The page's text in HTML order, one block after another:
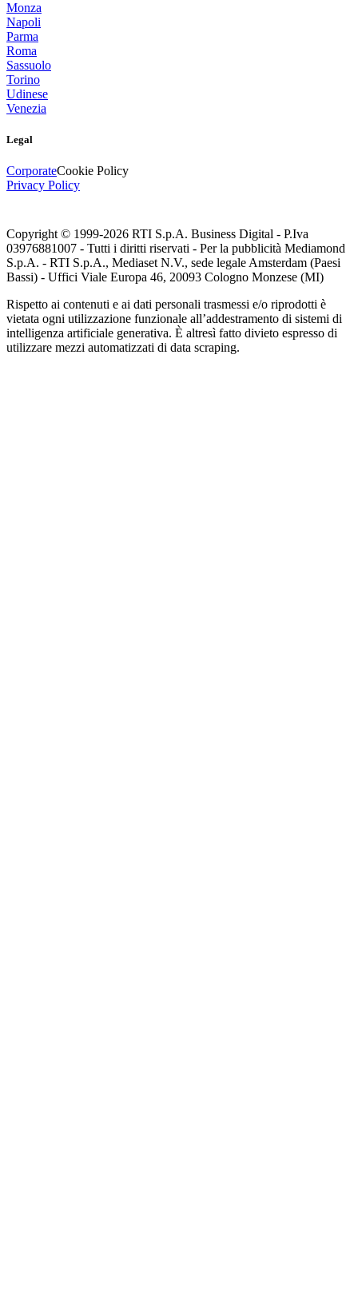
Monza
Napoli
Parma
Roma
Sassuolo
Torino
Udinese
Venezia
Legal
CorporateCookie Policy
Privacy Policy
Copyright © 1999-2026 RTI S.p.A. Business Digital - P.Iva
03976881007 - Tutti i diritti riservati - Per la pubblicità Mediamond
S.p.A. - RTI S.p.A., Mediaset N.V., sede legale Amsterdam (Paesi
Bassi) - Uffici Viale Europa 46, 20093 Cologno Monzese (MI)
Rispetto ai contenuti e ai dati personali trasmessi e/o riprodotti è
vietata ogni utilizzazione funzionale all’addestramento di sistemi di
intelligenza artificiale generativa. È altresì fatto divieto espresso di
utilizzare mezzi automatizzati di data scraping.